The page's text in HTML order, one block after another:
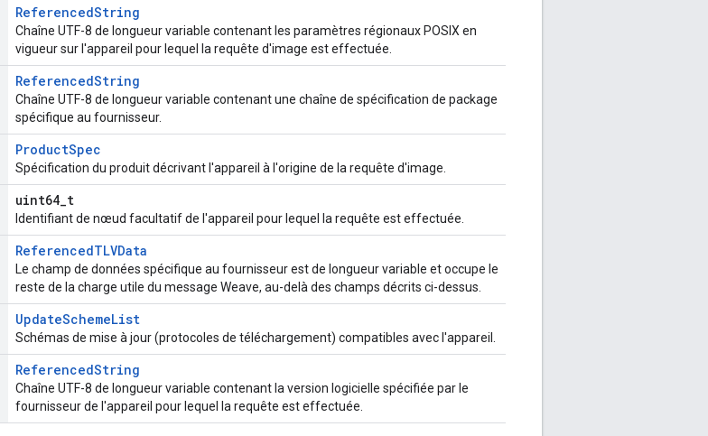
ReferencedString
Chaîne UTF-8 de longueur variable contenant les paramètres régionaux POSIX en
vigueur sur l'appareil pour lequel la requête d'image est effectuée.
ReferencedString
Chaîne UTF-8 de longueur variable contenant une chaîne de spécification de package
spécifique au fournisseur.
ProductSpec
Spécification du produit décrivant l'appareil à l'origine de la requête d'image.
uint64_t
Identifiant de nœud facultatif de l'appareil pour lequel la requête est effectuée.
ReferencedTLVData
Le champ de données spécifique au fournisseur est de longueur variable et occupe le
reste de la charge utile du message Weave, au-delà des champs décrits ci-dessus.
UpdateSchemeList
Schémas de mise à jour (protocoles de téléchargement) compatibles avec l'appareil.
ReferencedString
Chaîne UTF-8 de longueur variable contenant la version logicielle spécifiée par le
fournisseur de l'appareil pour lequel la requête est effectuée.